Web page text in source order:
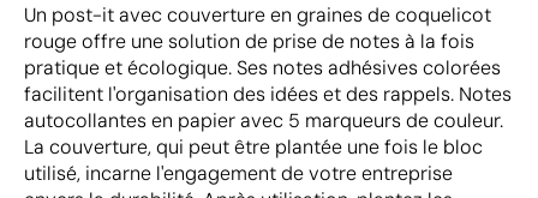
Un post-it avec couverture en graines de coquelicot
rouge offre une solution de prise de notes à la fois
pratique et écologique. Ses notes adhésives colorées
facilitent l'organisation des idées et des rappels. Notes
autocollantes en papier avec 5 marqueurs de couleur.
La couverture, qui peut être plantée une fois le bloc
utilisé, incarne l'engagement de votre entreprise